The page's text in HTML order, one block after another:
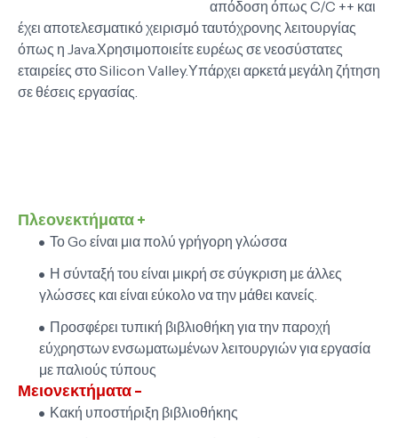
απόδοση όπως C/C ++ και
έχει αποτελεσματικό χειρισμό ταυτόχρονης λειτουργίας
όπως η Java.Χρησιμοποιείτε ευρέως σε νεοσύστατες
εταιρείες στο Silicon Valley.Υπάρχει αρκετά μεγάλη ζήτηση
σε θέσεις εργασίας.
Πλεονεκτήματα +
Το Go είναι μια πολύ γρήγορη γλώσσα
Η σύνταξή του είναι μικρή σε σύγκριση με άλλες
γλώσσες και είναι εύκολο να την μάθει κανείς.
Προσφέρει τυπική βιβλιοθήκη για την παροχή
εύχρηστων ενσωματωμένων λειτουργιών για εργασία
με παλιούς τύπους
Μειονεκτήματα -
Κακή υποστήριξη βιβλιοθήκης